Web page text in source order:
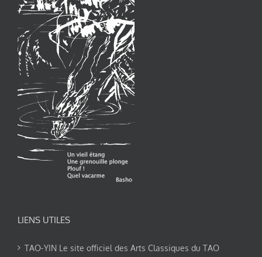
LIENS UTILES
TAO-YIN Le site officiel des Arts Classiques du TAO